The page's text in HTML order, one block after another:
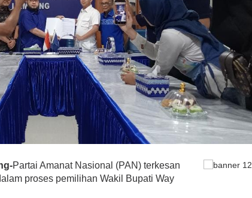
Partai Amanat Nasional (PAN) terkesan
proses pemilihan Wakil Bupati Way